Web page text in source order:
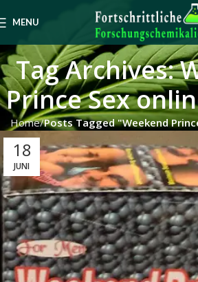
MENU
Tag Archives:
Prince Sex
Home Posts Tagged "Weekend
18
JUNI